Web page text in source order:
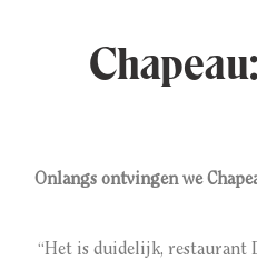
Onlangs ontvingen we
“Het is duidelijk, restaurant